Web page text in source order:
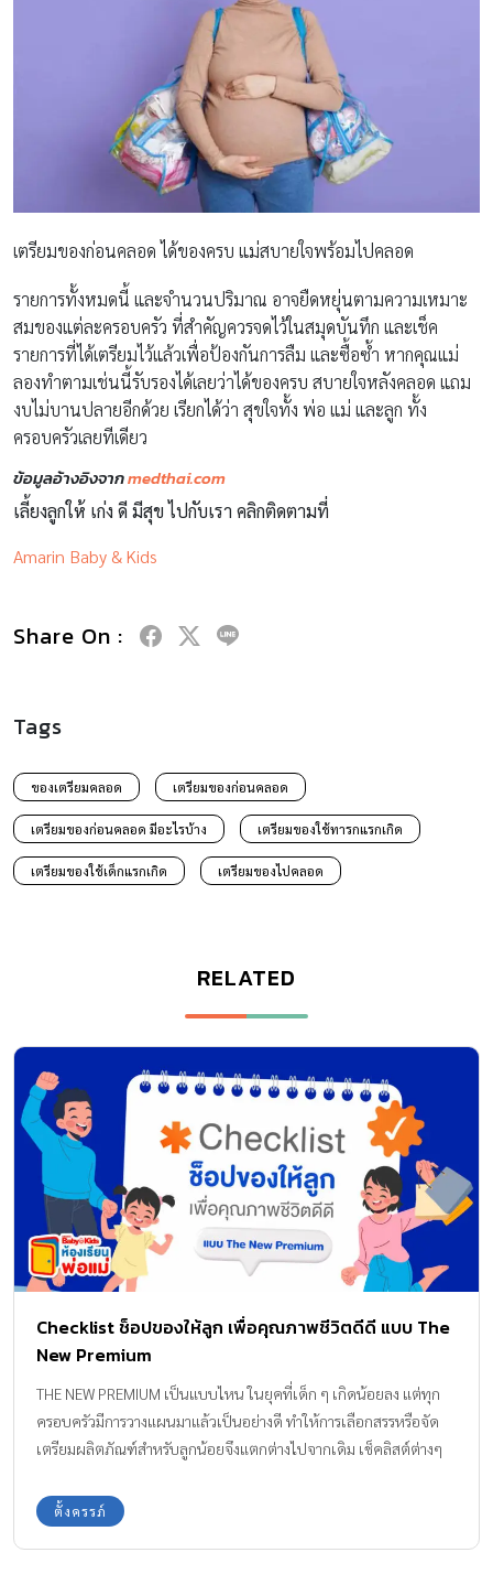
เตรียมของก่อนคลอด ได้ของครบ แม่สบายใจพร้อมไปคลอด
รายการทั้งหมดนี้ และจำนวนปริมาณ อาจยืดหยุ่นตามความเหมาะ
สมของแต่ละครอบครัว ที่สำคัญควรจดไว้ในสมุดบันทึก และเช็ค
รายการที่ได้เตรียมไว้แล้วเพื่อป้องกันการลืม และซื้อซ้ำ หากคุณแม่
ลองทำตามเช่นนี้รับรองได้เลยว่าได้ของครบ สบายใจหลังคลอด แถม
งบไม่บานปลายอีกด้วย เรียกได้ว่า สุขใจทั้ง พ่อ แม่ และลูก ทั้ง
ครอบครัวเลยทีเดียว
ข้อมูลอ้างอิงจากmedthai.com
เลี้ยงลูกให้ เก่ง ดี มีสุข ไปกับเรา คลิกติดตามที่
Amarin Baby & Kids
Share On :
Tags
ของเตรียมคลอด เตรียมของก่อนคลอด
เตรียมของก่อนคลอด มีอะไรบ้าง เตรียมของใช้ทารกแรกเกิด
เตรียมของใช้เด็กแรกเกิด เตรียมของไปคลอด
RELATED
Checklist ช็อปของให้ลูก เพื่อคุณภาพชีวิตดีดี แบบ The
New Premium
THE NEW PREMIUM เป็นแบบไหน ในยุคที่เด็ก ๆ เกิดน้อยลง แต่ทุก
ครอบครัวมีการวางแผนมาแล้วเป็นอย่างดี ทำให้การเลือกสรรหรือจัด
เตรียมผลิตภัณฑ์สำหรับลูกน้อยจึงแตกต่างไปจากเดิม เช็คลิสต์ต่างๆ
เพราะมีการคิด วิเคราะห์ มาแล้วว่าของนั้นๆ สามารถใช้งานได้จริง เกิด
ประโยชน์จริง และไม่กระทบกับการวางแผนทางการเงินของทั้ง
ตั้งครรภ์